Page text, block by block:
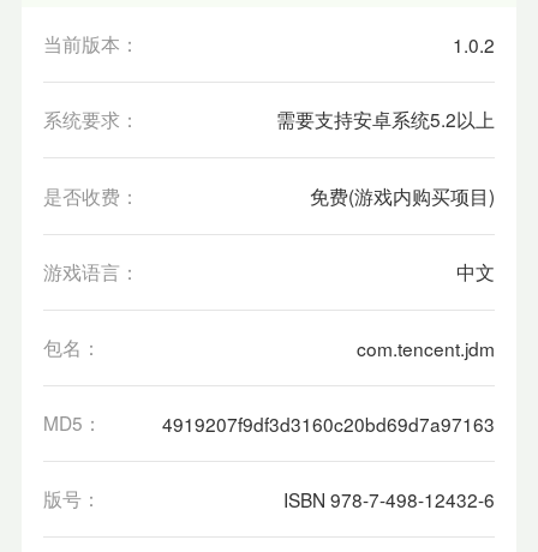
当前版本： 1.0.2
系统要求： 需要支持安卓系统5.2以上
是否收费： 免费(游戏内购买项目)
游戏语言： 中文
包名： com.tencent.jdm
MD5： 4919207f9df3d3160c20bd69d7a97163
版号： ISBN 978-7-498-12432-6